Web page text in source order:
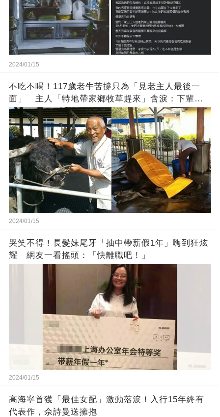
2024/01/15
不吃不喝！117歲老牛苦撐只為「見老主人最後一
面」 主人「特地帶家鄉牧草趕來」含淚：下輩子
找個好人家
2024/01/15
哭笑不得！長髮妹尾牙「抽中帶薪假1年」嗨到狂炫
耀 網友一看搖頭：「快離職吧！」
2024/01/15
高海寧首獲「最佳女配」激動落淚！入行15年終有
代表作，佘詩曼送擁抱